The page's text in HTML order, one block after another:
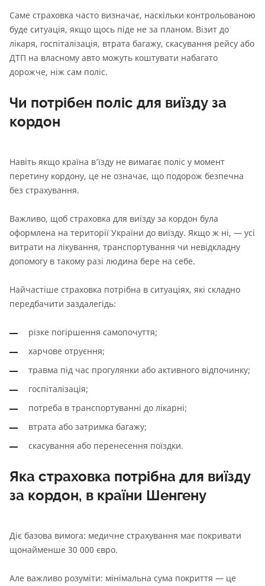
Саме страховка часто визначає, наскільки контрольованою
буде ситуація, якщо щось піде не за планом. Візит до
лікаря, госпіталізація, втрата багажу, скасування рейсу або
ДТП на власному авто можуть коштувати набагато
дорожче, ніж сам поліс.
Чи потрібен поліс для виїзду за
кордон
Навіть якщо країна в’їзду не вимагає поліс у момент
перетину кордону, це не означає, що подорож безпечна
без страхування.
Важливо, щоб страховка для виїзду за кордон була
оформлена на території України до виїзду. Якщо ж ні, — усі
витрати на лікування, транспортування чи невідкладну
допомогу в такому разі людина бере на себе.
Найчастіше страховка потрібна в ситуаціях, які складно
передбачити заздалегідь:
різке погіршення самопочуття;
харчове отруєння;
травма під час прогулянки або активного відпочинку;
госпіталізація;
потреба в транспортуванні до лікарні;
втрата або затримка багажу;
скасування або перенесення поїздки.
Яка страховка потрібна для виїзду
за кордон, в країни Шенгену
Діє базова вимога: медичне страхування має покривати
щонайменше 30 000 євро.
Але важливо розуміти: мінімальна сума покриття — це